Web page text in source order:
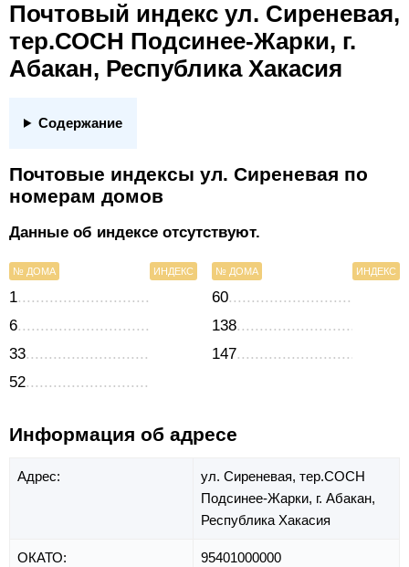
Почтовый индекс ул. Сиреневая,
тер.СОСН Подсинее-Жарки, г.
Абакан, Республика Хакасия
Содержание
Почтовые индексы ул. Сиреневая по
номерам домов
Данные об индексе отсутствуют.
№ ДОМА ИНДЕКС
1
6
33
52
№ ДОМА ИНДЕКС
60
138
147
Информация об адресе
Адрес: ул. Сиреневая, тер.СОСН
Подсинее-Жарки, г. Абакан,
Республика Хакасия
ОКАТО: 95401000000